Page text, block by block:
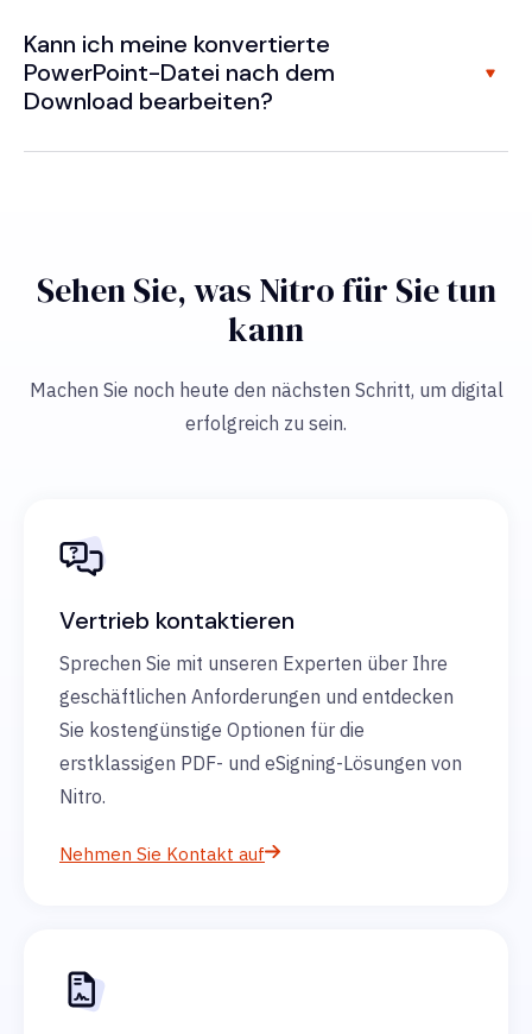
Kann ich meine konvertierte
PowerPoint-Datei nach dem
Download bearbeiten?
Sehen Sie, was Nitro für Sie tun
kann
Machen Sie noch heute den nächsten Schritt, um digital
erfolgreich zu sein.
Vertrieb kontaktieren
Sprechen Sie mit unseren Experten über Ihre
geschäftlichen Anforderungen und entdecken
Sie kostengünstige Optionen für die
erstklassigen PDF- und eSigning-Lösungen von
Nitro.
Nehmen Sie Kontakt auf